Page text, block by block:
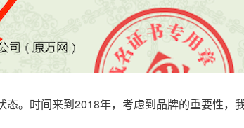
。时间来到2018年，考虑到品牌的重要性，